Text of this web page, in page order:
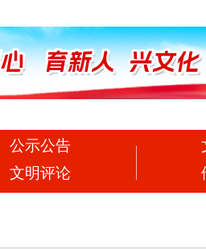
公示公告
文明评论